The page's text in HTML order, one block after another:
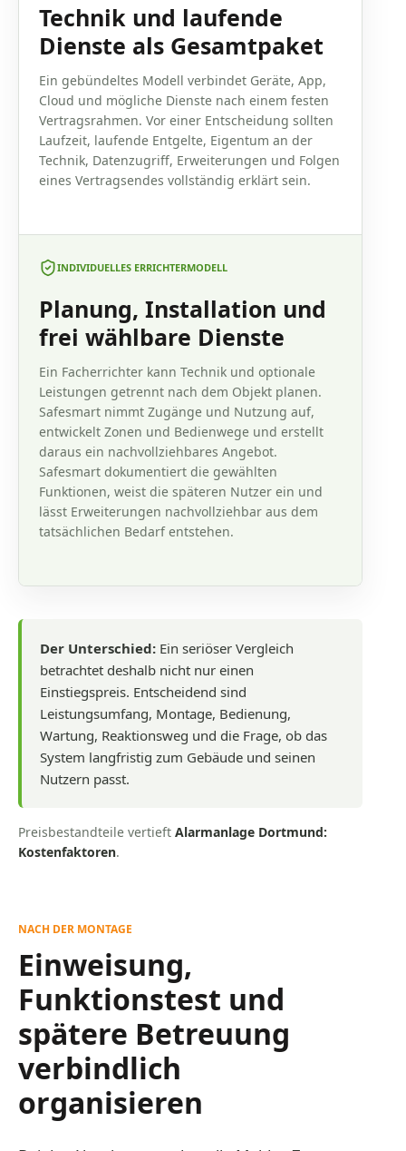
Technik und laufende
Dienste als Gesamtpaket
Ein gebündeltes Modell verbindet Geräte, App,
Cloud und mögliche Dienste nach einem festen
Vertragsrahmen. Vor einer Entscheidung sollten
Laufzeit, laufende Entgelte, Eigentum an der
Technik, Datenzugriff, Erweiterungen und Folgen
eines Vertragsendes vollständig erklärt sein.
INDIVIDUELLES ERRICHTERMODELL
Planung, Installation und
frei wählbare Dienste
Ein Facherrichter kann Technik und optionale
Leistungen getrennt nach dem Objekt planen.
Safesmart nimmt Zugänge und Nutzung auf,
entwickelt Zonen und Bedienwege und erstellt
daraus ein nachvollziehbares Angebot.
Safesmart dokumentiert die gewählten
Funktionen, weist die späteren Nutzer ein und
lässt Erweiterungen nachvollziehbar aus dem
tatsächlichen Bedarf entstehen.
Der Unterschied: Ein seriöser Vergleich
betrachtet deshalb nicht nur einen
Einstiegspreis. Entscheidend sind
Leistungsumfang, Montage, Bedienung,
Wartung, Reaktionsweg und die Frage, ob das
System langfristig zum Gebäude und seinen
Nutzern passt.
Preisbestandteile vertieft Alarmanlage Dortmund:
Kostenfaktoren.
NACH DER MONTAGE
Einweisung,
Funktionstest und
spätere Betreuung
verbindlich
organisieren